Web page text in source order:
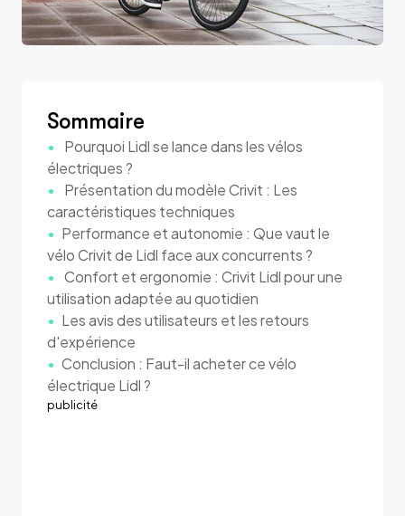
Sommaire
Pourquoi Lidl se lance dans les vélos
électriques ?
Présentation du modèle Crivit : Les
caractéristiques techniques
Performance et autonomie : Que vaut le
vélo Crivit de Lidl face aux concurrents ?
Confort et ergonomie : Crivit Lidl pour une
utilisation adaptée au quotidien
Les avis des utilisateurs et les retours
d'expérience
Conclusion : Faut-il acheter ce vélo
électrique Lidl ?
publicité